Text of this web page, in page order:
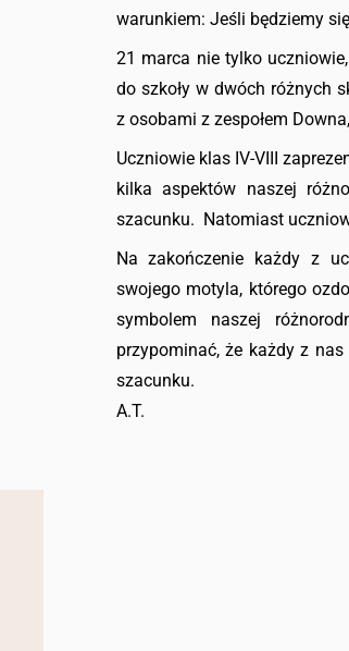
warunkiem: Jeśli będziemy
21 marca nie tylko
do szkoły w dwóch różnych
z osobami z zespołem
Uczniowie klas IV-VIII
kilka aspektów naszej
szacunku. Natomiast
Na zakończenie każdy z
swojego motyla, którego
symbolem naszej
przypominać, że każdy z
szacunku.
A.T.